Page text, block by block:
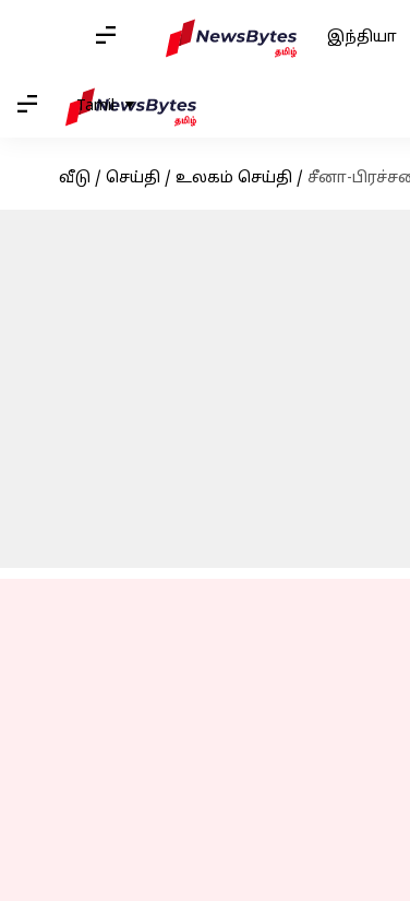
இந்தியா
Tamil
வீடு / செய்தி / உலகம் செய்தி / சீனா-